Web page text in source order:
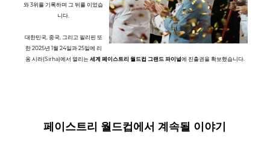
와 3위를 기록하며 그 뒤를 이었습
니다.
대한민국, 중국, 그리고 필리핀 또
한 2025년 1월 24일과 25일에 리
옹 시라(Sirha)에서 열리는세계 페이스트리 월드컵 그랜드 파이널에 진출권을 확보했습니다.
페이스트리 월드컵에서 계속될 이야기